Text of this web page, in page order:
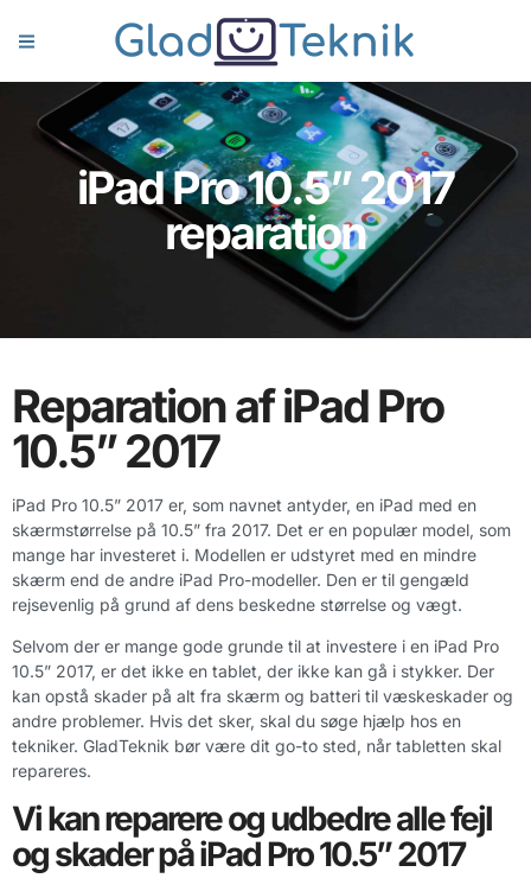
iPad Pro 10.5” 2017
reparation
Reparation af iPad Pro
10.5” 2017
iPad Pro 10.5” 2017 er, som navnet antyder, en iPad med en
skærmstørrelse på 10.5” fra 2017. Det er en populær model, som
mange har investeret i. Modellen er udstyret med en mindre
skærm end de andre iPad Pro-modeller. Den er til gengæld
rejsevenlig på grund af dens beskedne størrelse og vægt.
Selvom der er mange gode grunde til at investere i en iPad Pro
10.5” 2017, er det ikke en tablet, der ikke kan gå i stykker. Der
kan opstå skader på alt fra skærm og batteri til væskeskader og
andre problemer. Hvis det sker, skal du søge hjælp hos en
tekniker. GladTeknik bør være dit go-to sted, når tabletten skal
repareres.
Vi kan reparere og udbedre alle fejl
og skader på iPad Pro 10.5” 2017